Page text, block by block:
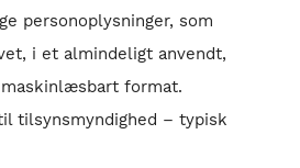
personoplysninger, som
i et almindeligt anvendt,
format.
tilsynsmyndighed – typisk